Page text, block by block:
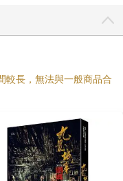
較長，無法與一般商品合